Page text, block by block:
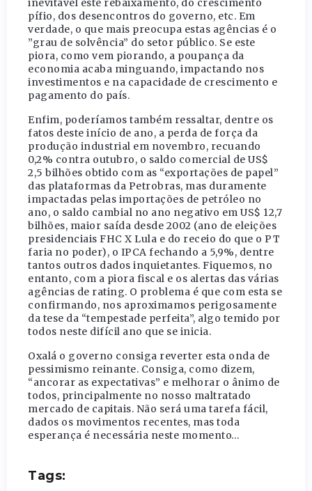
inevitável este rebaixamento, do crescimento
pífio, dos desencontros do governo, etc. Em
verdade, o que mais preocupa estas agências é o
”grau de solvência” do setor público. Se este
piora, como vem piorando, a poupança da
economia acaba minguando, impactando nos
investimentos e na capacidade de crescimento e
pagamento do país.
Enfim, poderíamos também ressaltar, dentre os
fatos deste início de ano, a perda de força da
produção industrial em novembro, recuando
0,2% contra outubro, o saldo comercial de US$
2,5 bilhões obtido com as “exportações de papel”
das plataformas da Petrobras, mas duramente
impactadas pelas importações de petróleo no
ano, o saldo cambial no ano negativo em US$ 12,7
bilhões, maior saída desde 2002 (ano de eleições
presidenciais FHC X Lula e do receio do que o PT
faria no poder), o IPCA fechando a 5,9%, dentre
tantos outros dados inquietantes. Fiquemos, no
entanto, com a piora fiscal e os alertas das várias
agências de rating. O problema é que com esta se
confirmando, nos aproximamos perigosamente
da tese da “tempestade perfeita”, algo temido por
todos neste difícil ano que se inicia.
Oxalá o governo consiga reverter esta onda de
pessimismo reinante. Consiga, como dizem,
“ancorar as expectativas” e melhorar o ânimo de
todos, principalmente no nosso maltratado
mercado de capitais. Não será uma tarefa fácil,
dados os movimentos recentes, mas toda
esperança é necessária neste momento…
Tags: